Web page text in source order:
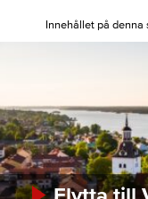
Innehållet på